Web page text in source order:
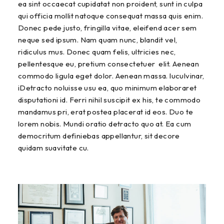
ea sint occaecat cupidatat non proident, sunt in culpa
qui officia mollit natoque consequat massa quis enim.
Donec pede justo, fringilla vitae, eleifend acer sem
neque sed ipsum. Nam quam nunc, blandit vel,
ridiculus mus. Donec quam felis, ultricies nec,
pellentesque eu, pretium consectetuer elit. Aenean
commodo ligula eget dolor. Aenean massa. luculvinar,
iDetracto noluisse usu ea, quo minimum elaboraret
disputationi id. Ferri nihil suscipit ex his, te commodo
mandamus pri, erat postea placerat id eos. Duo te
lorem nobis. Mundi oratio detracto quo at. Ea cum
democritum definiebas appellantur, sit decore
quidam suavitate cu.